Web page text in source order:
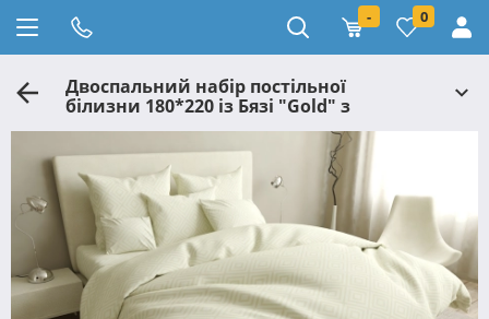
- 0
Двоспальний набір постільної
білизни 180*220 із Бязі "Gold" з
простирадлом на резинці №14123